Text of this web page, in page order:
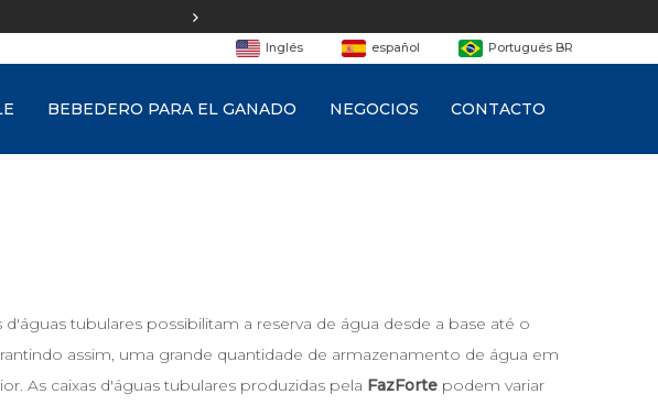
Inglés español Portugués BR
BEBEDERO PARA EL GANADO NEGOCIOS CONTACTO
d'águas tubulares possibilitam a reserva de água desde a base até o
assim, uma grande quantidade de armazenamento de água em
As caixas d'águas tubulares produzidas pela FazForte podem variar